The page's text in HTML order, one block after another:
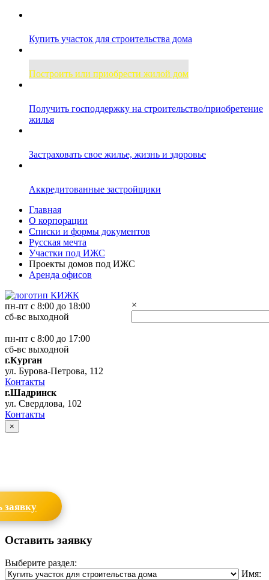
Купить участок для строительства дома
Построить или приобрести жилой дом
Получить господдержку на строительство/приобретение
жилья
Застраховать свое жилье, жизнь и здоровье
Аккредитованные застройщики
Главная
О корпорации
Списки и формы документов
Русская мечта
Участки под ИЖС
Проекты домов под ИЖС
Аренда офисов
×
пн-пт с 8:00 до 18:00
сб-вс выходной
пн-пт с 8:00 до 17:00
сб-вс выходной
г.Курган
ул. Бурова-Петрова, 112
Контакты
г.Шадринск
ул. Свердлова, 102
Контакты
×
заявку
Оставить заявку
Выберите раздел:
Имя: